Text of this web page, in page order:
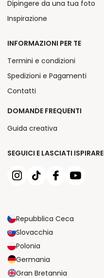
SEGUICI E LASCIATI ISPIRARE
Repubblica Ceca
Slovacchia
Polonia
Germania
Gran Bretannia
Dipingere da una tua foto
Inspirazione
INFORMAZIONI PER TE
Termini e condizioni
Spedizioni e Pagamenti
Contatti
DOMANDE FREQUENTI
Guida creativa